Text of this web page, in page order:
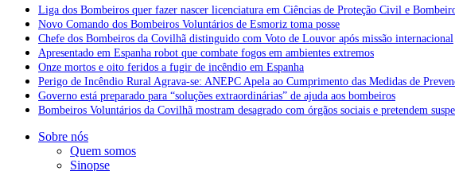
Liga dos Bombeiros quer fazer nascer licenciatura em Ciências de Proteção Civil e
Novo Comando dos Bombeiros Voluntários de Esmoriz toma posse
Chefe dos Bombeiros da Covilhã distinguido com Voto de Louvor após missão internacional
Apresentado em Espanha robot que combate fogos em ambientes extremos
Onze mortos e oito feridos a fugir de incêndio em Espanha
Perigo de Incêndio Rural Agrava-se: ANEPC Apela ao Cumprimento das Medidas de
Governo está preparado para “soluções extraordinárias” de ajuda aos bombeiros
Bombeiros Voluntários da Covilhã mostram desagrado com órgãos sociais e pretendem
Sobre nós
Quem somos
Sinopse